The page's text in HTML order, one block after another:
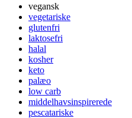
vegansk
vegetariske
glutenfri
laktosefri
halal
kosher
keto
palæo
low carb
middelhavsinspirerede
pescatariske